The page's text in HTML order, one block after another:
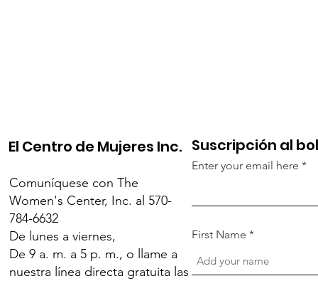
El Centro de Mujeres Inc.
Comuníquese con The
Women's Center, Inc. al 570-
784-6632
De lunes a viernes,
De 9 a. m. a 5 p. m., o llame a
nuestra línea directa gratuita las
Suscripción al
Enter your email here
First Name